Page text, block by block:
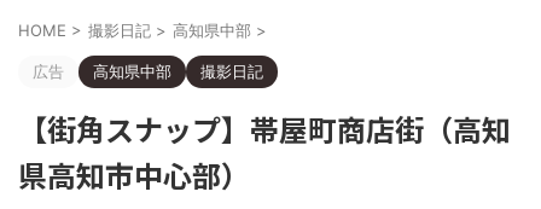
HOME > 撮影日記 > 高知県中部 >
広告 高知県中部 撮影日記
【街角スナップ】帯屋町商店街（高知
県高知市中心部）